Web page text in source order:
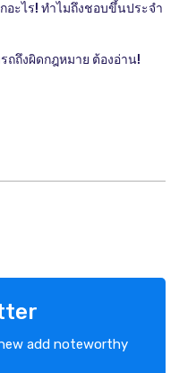
อะไร! ทำไมถึงชอบขึ้นประจำ
ถถึงผิดกฎหมาย ต้องอ่าน!
add noteworthy